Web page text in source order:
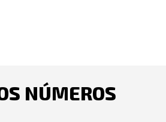
NÚMEROS